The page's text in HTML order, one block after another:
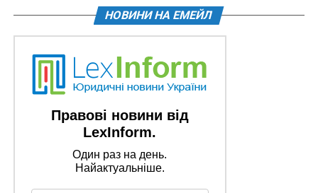
НОВИНИ НА ЕМЕЙЛ
Правові новини від
LexInform.
Один раз на день.
Найактуальніше.